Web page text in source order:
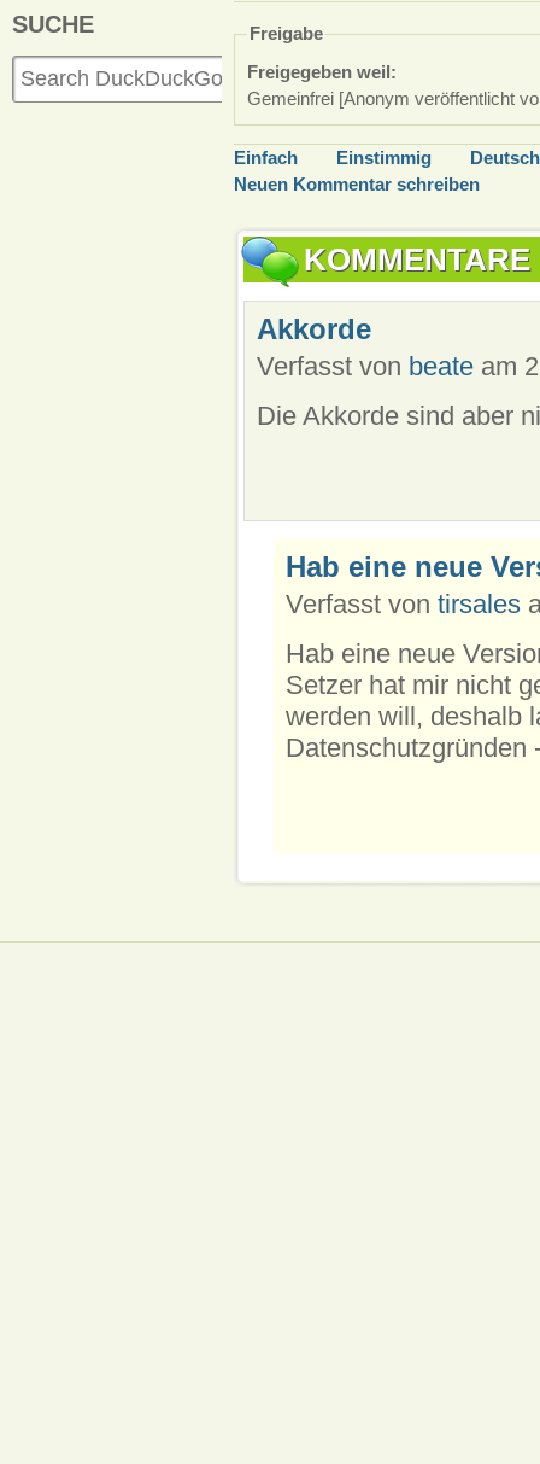
SUCHE
Freigabe
Freigegeben weil:
Gemeinfrei [Anonym veröffentlicht
Einfach Einstimmig Deutsch
Neuen Kommentar schreiben
KOMMENTARE
Akkorde
Verfasst von beateam
Die Akkorde sind aber
Hab eine neue
Verfasst von tirsales
Hab eine neue
Setzer hat mir nicht
werden will, deshalb
Datenschutzgründen